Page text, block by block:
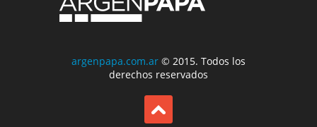
argenpapa.com.ar © 2015. Todos los
derechos reservados